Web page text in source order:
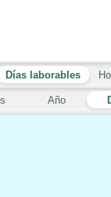
Año
Días laborables